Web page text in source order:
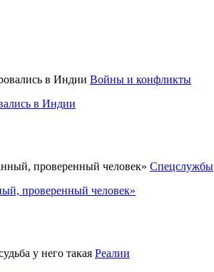
Войны и конфликты
в Индии
Спецслужбы
проверенный человек»
Реалии